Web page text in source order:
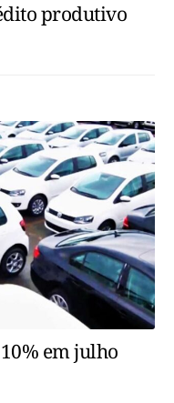
produtivo
em julho